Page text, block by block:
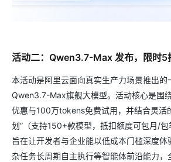
活动二：Qwen3.7-Max 发布，限时5
本活动是阿里云面向真实生产力场景推出的
Qwen3.7-Max旗舰大模型。活动核心是围
优惠与100万tokens免费试用，并结合灵活
划”（支持150+款模型，抵扣额度可包月/包
旨在让开发者与企业能以低成本门槛深度体
杂任务长周期自主执行等智能体前沿能力，